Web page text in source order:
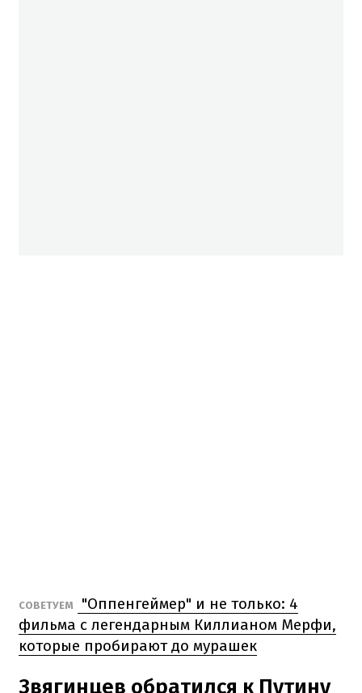
СОВЕТУЕМ
"Оппенгеймер" и не только: 4
фильма с легендарным Киллианом Мерфи,
которые пробирают до мурашек
Звягинцев обратился к Путину